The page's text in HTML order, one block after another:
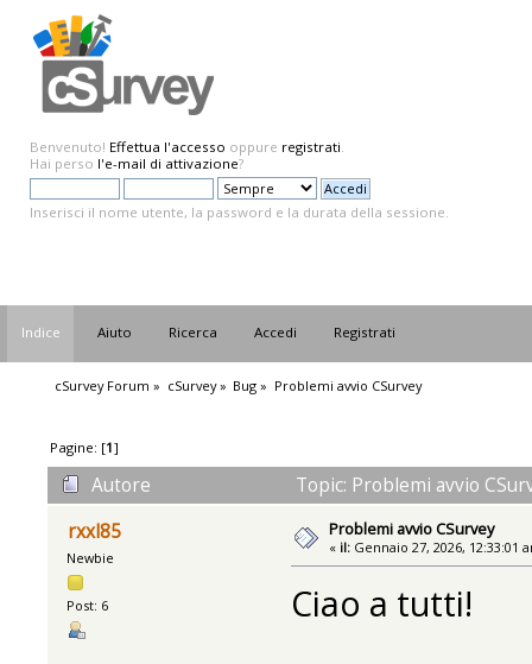
Benvenuto! Effettua l'accesso oppure registrati.
Hai perso l'e-mail di attivazione?
Inserisci il nome utente, la password e la durata della sessione.
Indice Aiuto Ricerca Accedi Registrati
cSurvey Forum » cSurvey» Bug » Problemi avvio CSurvey
Pagine: [1]
Autore
Topic: Problemi avvio
rxxl85
Newbie
Post: 6
Problemi avvio CSurvey
« il: Gennaio 27, 2026, 12:33:01
Ciao a tutti!